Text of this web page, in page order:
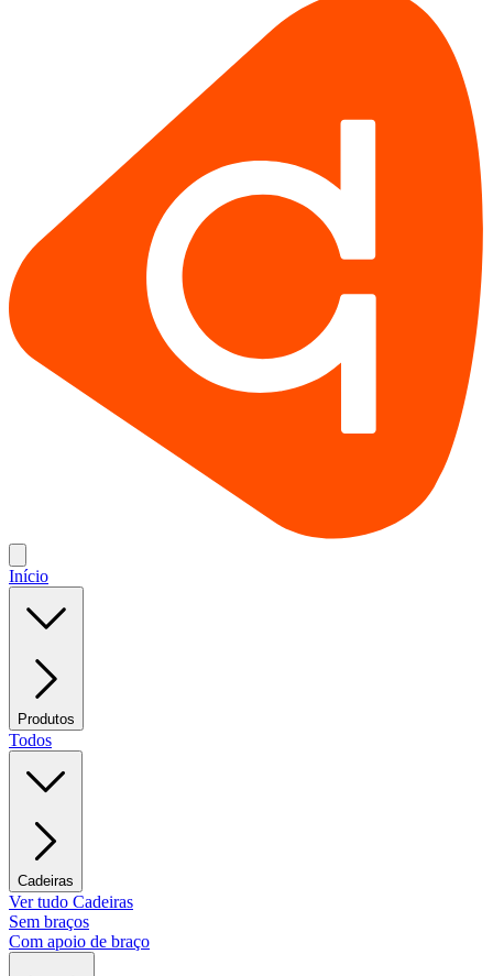
Início
Produtos
Todos
Cadeiras
Ver tudo Cadeiras
Sem braços
Com apoio de braço